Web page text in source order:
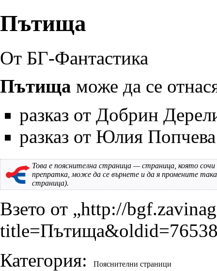
Пътища
От БГ-Фантастика
Пътища може да се
разказ от Добрин
разказ от Юлия Попчева
Това е пояснителна страница — страница, която сочи
препратка, може да се върнете и да я промените
страница).
Взето от „http://
Категория: Пояснителни страници